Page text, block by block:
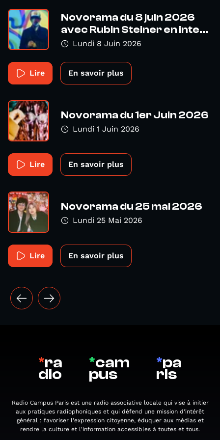
Novorama du 8 juin 2026
avec Rubin Steiner en inte...
Lundi 8 Juin 2026
Lire En savoir plus
Novorama du 1er Juin 2026
Lundi 1 Juin 2026
Lire En savoir plus
Novorama du 25 mai 2026
Lundi 25 Mai 2026
Lire En savoir plus
*ra
dio
*cam
pus
*pa
ris
Radio Campus Paris est une radio associative locale qui vise à initier
aux pratiques radiophoniques et qui défend une mission d'intérêt
général : favoriser l'expression citoyenne, éduquer aux médias et
rendre la culture et l'information accessibles à toutes et tous.